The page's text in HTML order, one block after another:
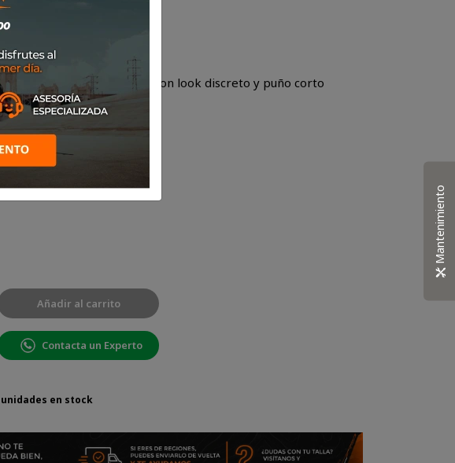
de media temporada con look discreto y puño corto
Añadir al carrito
Contacta un Experto
en stock
Mantenimiento